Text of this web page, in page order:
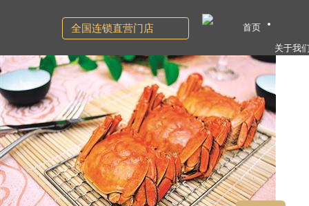
全国连锁直营门店
首页
关于我